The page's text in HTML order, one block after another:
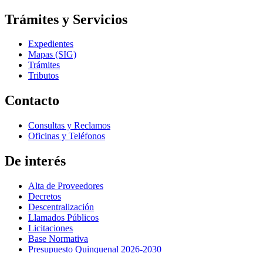
Trámites y Servicios
Expedientes
Mapas (SIG)
Trámites
Tributos
Contacto
Consultas y Reclamos
Oficinas y Teléfonos
De interés
Alta de Proveedores
Decretos
Descentralización
Llamados Públicos
Licitaciones
Base Normativa
Presupuesto Quinquenal 2026-2030